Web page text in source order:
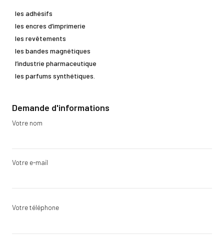
les adhésifs
les encres d’imprimerie
les revêtements
les bandes magnétiques
l’industrie pharmaceutique
les parfums synthétiques.
Demande d'informations
Votre nom
Votre e-mail
Votre téléphone